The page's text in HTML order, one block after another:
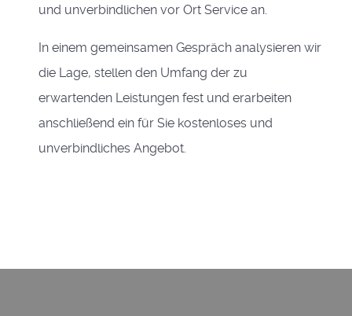
und unverbindlichen vor Ort Service an.
In einem gemeinsamen Gespräch analysieren wir
die Lage, stellen den Umfang der zu
erwartenden Leistungen fest und erarbeiten
anschließend ein für Sie kostenloses und
unverbindliches Angebot.